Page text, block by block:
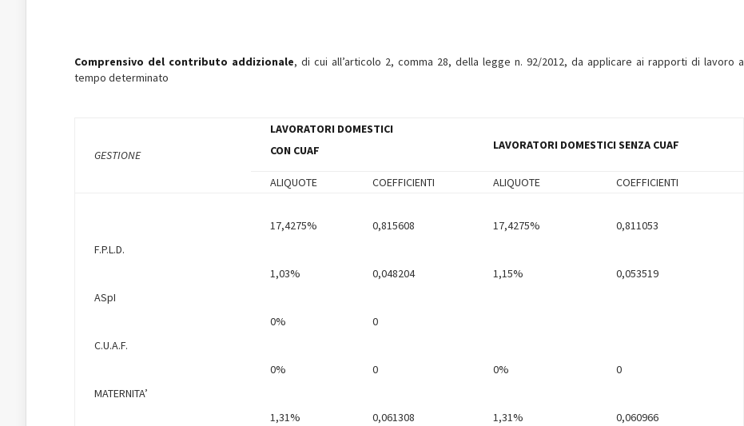
Comprensivo del contributo addizionale, di cui all’articolo 2, comma 28, della legge n. 92/2012, da applicare ai rapporti di lavoro a
tempo determinato
GESTIONE
LAVORATORI DOMESTICI
CON CUAF
LAVORATORI DOMESTICI SENZA CUAF
ALIQUOTE COEFFICIENTI ALIQUOTE COEFFICIENTI
F.P.L.D.
ASpI
C.U.A.F.
MATERNITA’
17,4275%
1,03%
0%
0%
1,31%
0,815608
0,048204
0
0
0,061308
17,4275%
1,15%
0%
1,31%
0,811053
0,053519
0
0,060966